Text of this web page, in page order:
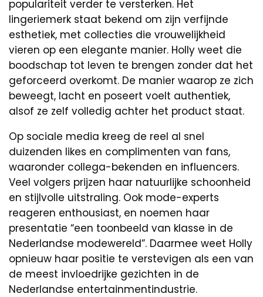
populariteit verder te versterken. Het
lingeriemerk staat bekend om zijn verfijnde
esthetiek, met collecties die vrouwelijkheid
vieren op een elegante manier. Holly weet die
boodschap tot leven te brengen zonder dat het
geforceerd overkomt. De manier waarop ze zich
beweegt, lacht en poseert voelt authentiek,
alsof ze zelf volledig achter het product staat.
Op sociale media kreeg de reel al snel
duizenden likes en complimenten van fans,
waaronder collega-bekenden en influencers.
Veel volgers prijzen haar natuurlijke schoonheid
en stijlvolle uitstraling. Ook mode-experts
reageren enthousiast, en noemen haar
presentatie “een toonbeeld van klasse in de
Nederlandse modewereld”. Daarmee weet Holly
opnieuw haar positie te verstevigen als een van
de meest invloedrijke gezichten in de
Nederlandse entertainmentindustrie.